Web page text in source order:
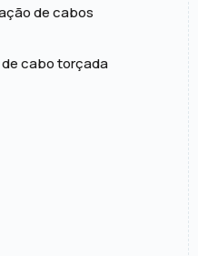
de cabos
cabo torçada